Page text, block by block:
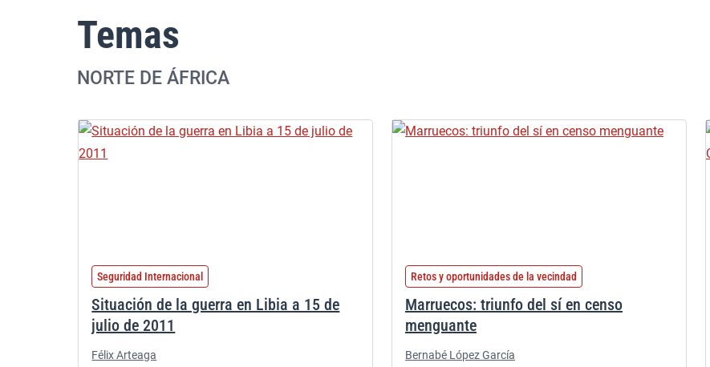
Temas
NORTE DE ÁFRICA
Seguridad Internacional
Situación de la guerra en Libia a 15 de
julio de 2011
Félix Arteaga
Retos y oportunidades de la vecindad
Marruecos: triunfo del sí en censo
menguante
Bernabé López García